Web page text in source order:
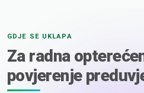
GDJE SE UKLAPA
Za radna
povjerenje